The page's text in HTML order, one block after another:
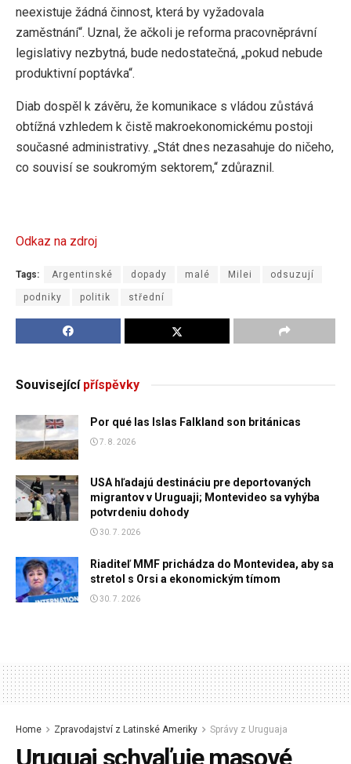
neexistuje žádná činnost, která by vyžadovala
zaměstnání“. Uznal, že ačkoli je reforma pracovněprávní
legislativy nezbytná, bude nedostatečná, „pokud nebude
produktivní poptávka“.
Diab dospěl k závěru, že komunikace s vládou zůstává
obtížná vzhledem k čistě makroekonomickému postoji
současné administrativy. „Stát dnes nezasahuje do ničeho,
co souvisí se soukromým sektorem,“ zdůraznil.
Odkaz na zdroj
Tags: Argentinské dopady malé Milei odsuzují
podniky politik střední
Souvisejícípříspěvky
Por qué las Islas Falkland son británicas
7. 8. 2026
USA hľadajú destináciu pre deportovaných
migrantov v Uruguaji; Montevideo sa vyhýba
potvrdeniu dohody
30. 7. 2026
Riaditeľ MMF prichádza do Montevidea, aby sa
stretol s Orsi a ekonomickým tímom
30. 7. 2026
Home Zpravodajství z Latinské Ameriky Správy z Uruguaja
Uruguaj schvaľuje masové